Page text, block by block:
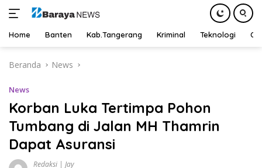
Home Banten Kab.Tangerang Kriminal Teknologi
Beranda News
News
Korban Luka Tertimpa Pohon
Tumbang di Jalan MH Thamrin
Dapat Asuransi
Redaksi | Jay